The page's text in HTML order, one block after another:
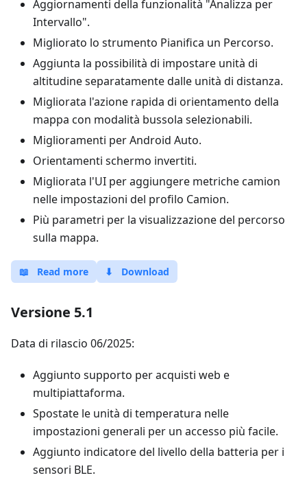
Aggiornamenti della funzionalità "Analizza per
Intervallo".
Migliorato lo strumento Pianifica un Percorso.
Aggiunta la possibilità di impostare unità di
altitudine separatamente dalle unità di distanza.
Migliorata l'azione rapida di orientamento della
mappa con modalità bussola selezionabili.
Miglioramenti per Android Auto.
Orientamenti schermo invertiti.
Migliorata l'UI per aggiungere metriche camion
nelle impostazioni del profilo Camion.
Più parametri per la visualizzazione del percorso
sulla mappa.
📖 Read more ⬇ Download
Versione 5.1
Data di rilascio 06/2025:
Aggiunto supporto per acquisti web e
multipiattaforma.
Spostate le unità di temperatura nelle
impostazioni generali per un accesso più facile.
Aggiunto indicatore del livello della batteria per i
sensori BLE.